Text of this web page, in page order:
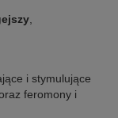
,
i stymulujące
feromony i